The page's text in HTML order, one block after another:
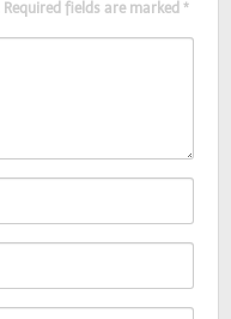
Required fields are marked *